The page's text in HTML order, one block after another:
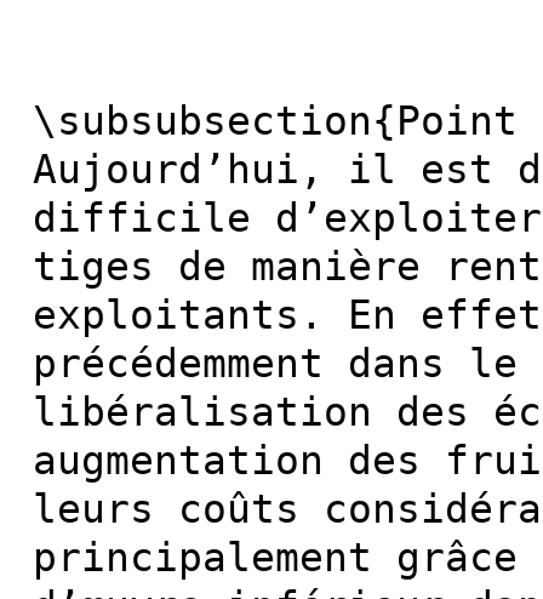
\subsubsection{Point
Aujourd’hui, il est
difficile d’exploiter
tiges de manière
exploitants. En effet,
précédemment dans
libéralisation des
augmentation des
leurs coûts
principalement